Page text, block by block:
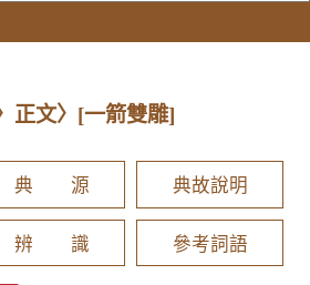
正文〉 [一箭雙雕]
典 源 典故說明
辨 識 參考詞語